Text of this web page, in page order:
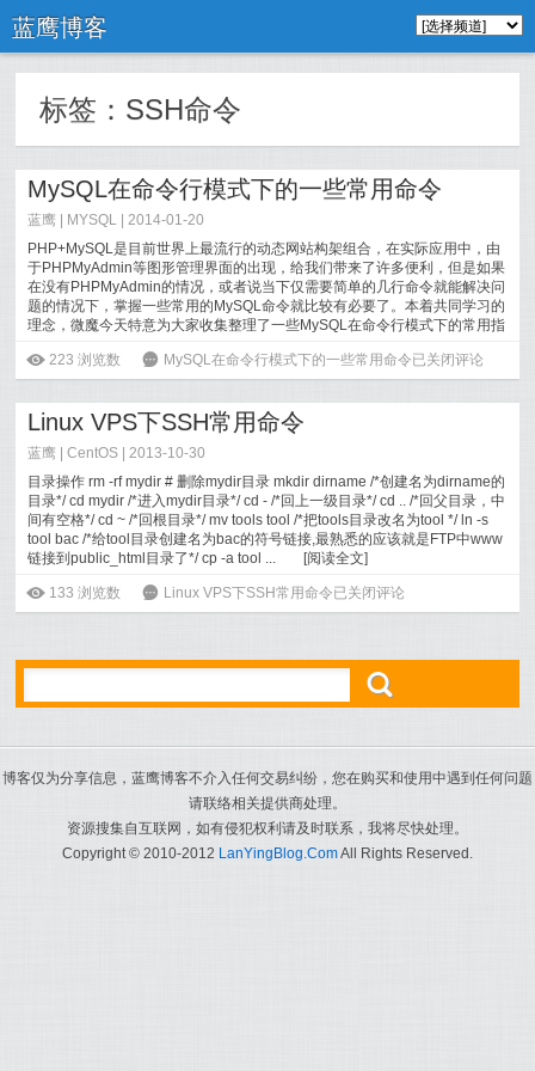
蓝鹰博客
标签： SSH命令
MySQL在命令行模式下的一些常用命令
蓝鹰 | MYSQL | 2014-01-20
PHP+MySQL是目前世界上最流行的动态网站构架组合，在实际应用中，由
于PHPMyAdmin等图形管理界面的出现，给我们带来了许多便利，但是如果
在没有PHPMyAdmin的情况，或者说当下仅需要简单的几行命令就能解决问
题的情况下，掌握一些常用的MySQL命令就比较有必要了。本着共同学习的
理念，微魔今天特意为大家收集整理了一些MySQL在命令行模式下的常用指
ė 223 浏览数 6 MySQL在命令行模式下的一些常用命令已关闭评论
Linux VPS下SSH常用命令
蓝鹰 |CentOS | 2013-10-30
目录操作 rm -rf mydir # 删除mydir目录 mkdir dirname /*创建名为dirname的
目录*/ cd mydir /*进入mydir目录*/ cd - /*回上一级目录*/ cd .. /*回父目录，中
间有空格*/ cd ~ /*回根目录*/ mv tools tool /*把tools目录改名为tool */ ln -s
tool bac /*给tool目录创建名为bac的符号链接,最熟悉的应该就是FTP中www
链接到public_html目录了*/ cp -a tool ...
[阅读全文]
ė 133 浏览数 6 Linux VPS下SSH常用命令已关闭评论
ő
博客仅为分享信息，蓝鹰博客不介入任何交易纠纷，您在购买和使用中遇到任何问题
请联络相关提供商处理。
资源搜集自互联网，如有侵犯权利请及时联系，我将尽快处理。
Copyright © 2010-2012 LanYingBlog.ComAll Rights Reserved.